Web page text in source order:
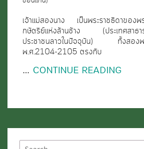
จ.ขอน
เจ้าแม่สองนาง เป็นพระราชธิดาของพร
กษัตริย์แห่งล้านช้าง (ประเทศสาธา
ประชาชนลาวในปัจจุบัน) ทั้งสองพร
พ.ศ.2104-2105 ตรงกับ
… CONTINUE READING
Search